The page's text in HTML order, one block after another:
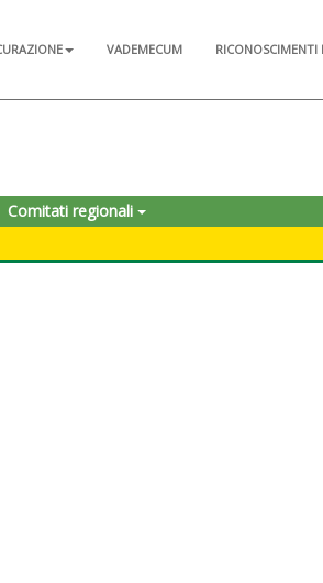
VADEMECUM RICONOSCIMENTI
Comitati regionali